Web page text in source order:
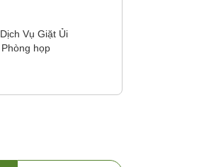
Dịch Vụ Giặt Ủi
Phòng họp